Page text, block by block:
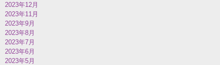
2023年12月
2023年11月
2023年9月
2023年8月
2023年7月
2023年6月
2023年5月